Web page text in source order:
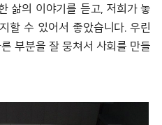
삶의 이야기를 듣고, 저희가 놓
할 수 있어서 좋았습니다. 우린
부분을 잘 뭉쳐서 사회를 만들